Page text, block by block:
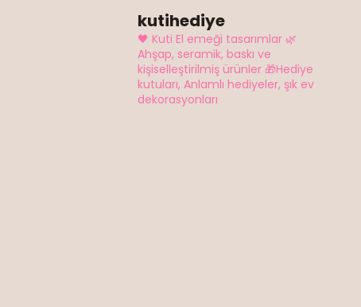
kutihediye
🖤 Kuti El emeği tasarımlar🌿
Ahşap, seramik, baskı ve
kişiselleştirilmiş ürünler🎁Hediye
kutuları, Anlamlı hediyeler, şık ev
dekorasyonları